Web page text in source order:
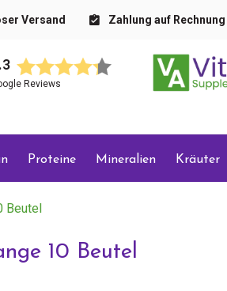
Versand Zahlung auf Rechnung
Reviews
Proteine Mineralien Kräuter
Beutel
10 Beutel